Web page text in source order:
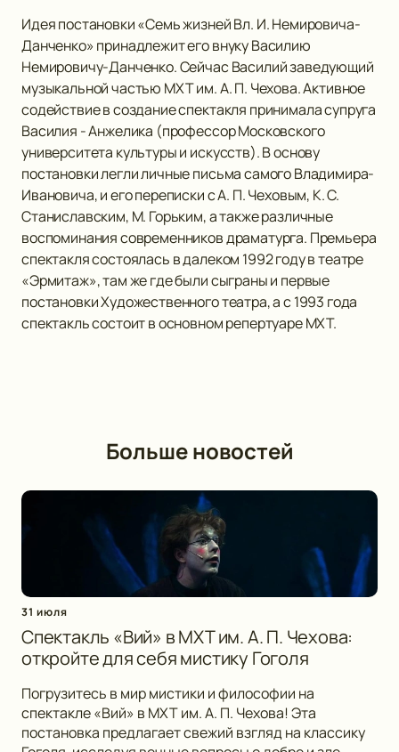
Идея постановки «Семь жизней Вл. И. Немировича-
Данченко» принадлежит его внуку Василию
Немировичу-Данченко. Сейчас Василий заведующий
музыкальной частью МХТ им. А. П. Чехова. Активное
содействие в создание спектакля принимала супруга
Василия - Анжелика (профессор Московского
университета культуры и искусств). В основу
постановки легли личные письма самого Владимира-
Ивановича, и его переписки с А. П. Чеховым, К. С.
Станиславским, М. Горьким, а также различные
воспоминания современников драматурга. Премьера
спектакля состоялась в далеком 1992 году в театре
«Эрмитаж», там же где были сыграны и первые
постановки Художественного театра, а с 1993 года
спектакль состоит в основном репертуаре МХТ.
Больше новостей
31 июля
Спектакль «Вий» в МХТ им. А. П. Чехова:
откройте для себя мистику Гоголя
Погрузитесь в мир мистики и философии на
спектакле «Вий» в МХТ им. А. П. Чехова! Эта
постановка предлагает свежий взгляд на классику